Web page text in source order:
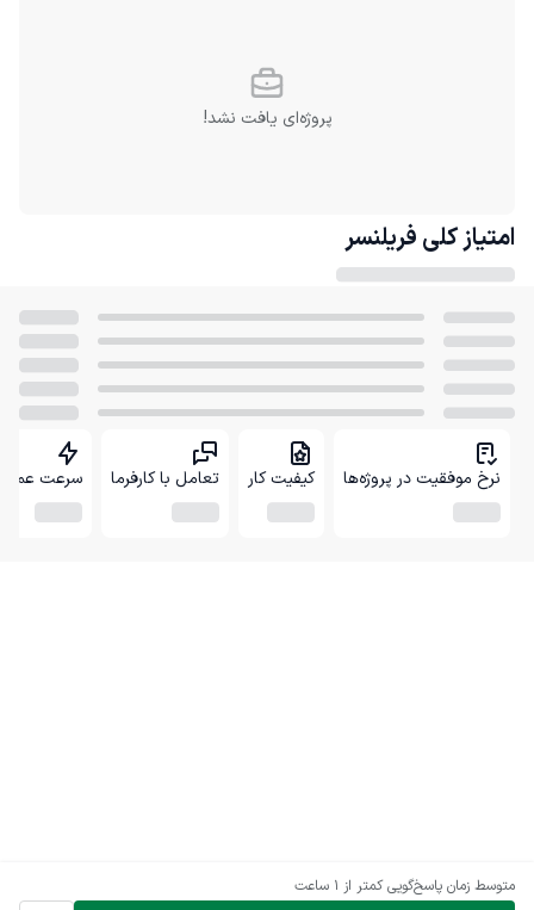
متوسط زمان پاسخ‌گویی کمتر از 1 ساعت
پروژه‌ای یافت نشد!
امتیاز کلی فریلنسر
نرخ موفقیت در پروژه‌ها کیفیت کار تعامل با کارفرما سرعت عمل